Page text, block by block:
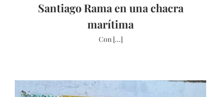
Santiago Rama en una chacra
marítima
Con [...]